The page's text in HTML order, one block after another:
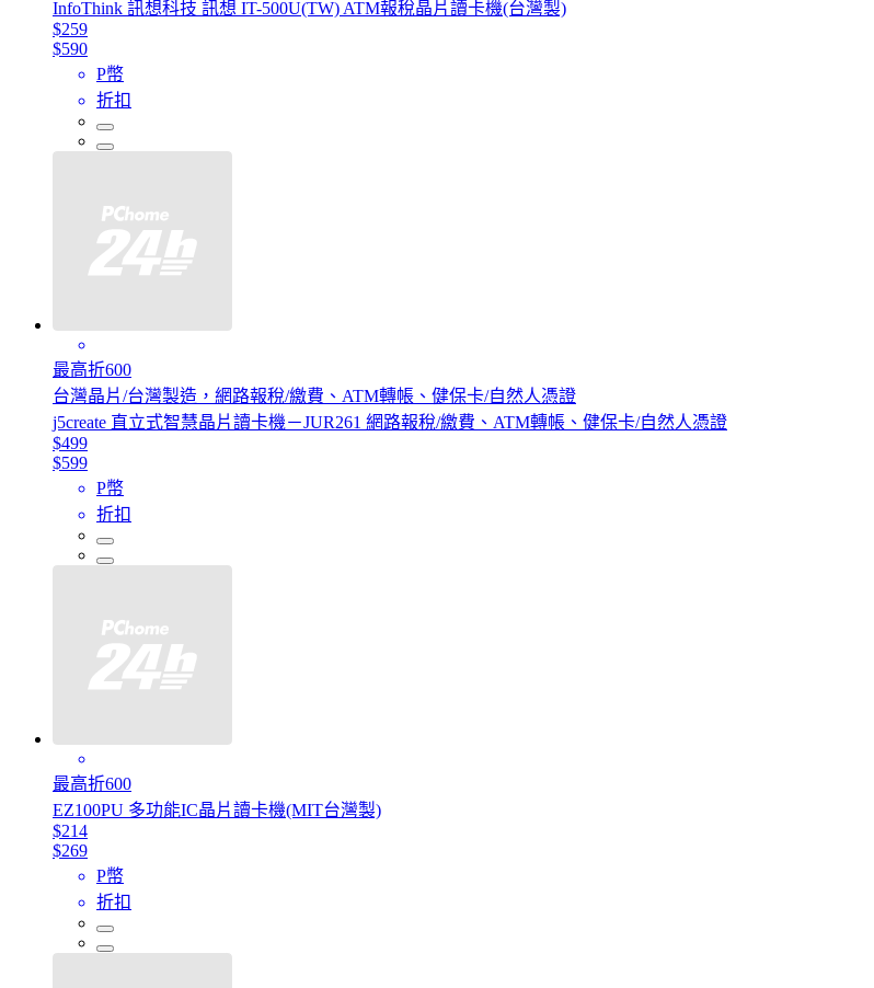
InfoThink 訊想科技 訊想 IT-500U(TW) ATM報稅晶片讀卡機(台灣製)
$259
$590
P幣
折扣
最高折600
台灣晶片/台灣製造，網路報稅/繳費、ATM轉帳、健保卡/自然人憑證
j5create 直立式智慧晶片讀卡機－JUR261 網路報稅/繳費、ATM轉帳、健保卡/自然人憑證
$499
$599
P幣
折扣
最高折600
EZ100PU 多功能IC晶片讀卡機(MIT台灣製)
$214
$269
P幣
折扣